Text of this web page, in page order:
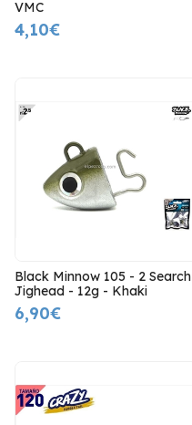
VMC
4,10€
Black Minnow 105 - 2 Search
Jighead - 12g - Khaki
6,90€